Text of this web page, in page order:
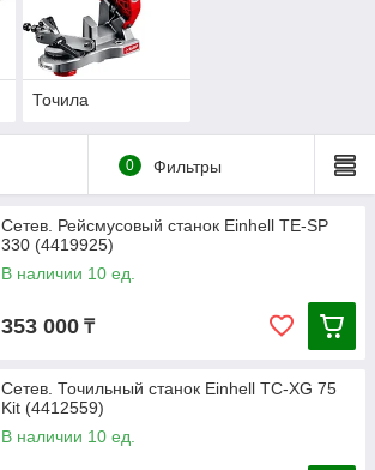
Точила
0 Фильтры
Сетев. Рейсмусовый станок Einhell TE-SP
330 (4419925)
В наличии 10 ед.
353 000 ₸
Сетев. Точильный станок Einhell TC-XG 75
Kit (4412559)
В наличии 10 ед.